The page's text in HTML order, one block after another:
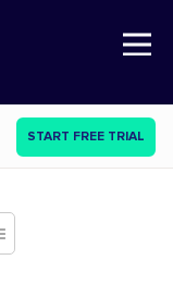
Open Nav
START FREE TRIAL